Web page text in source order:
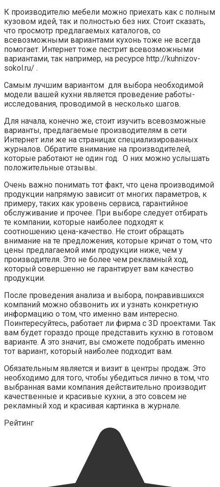
К производителю мебели можно приехать как с полным
кузовом идей, так и полностью без них. Стоит сказать,
что просмотр предлагаемых каталогов, со
всевозможными вариантами кухонь тоже не всегда
помогает. Интернет тоже пестрит всевозможными
вариантами, так например, на ресурсе http://kuhnizov-
sokol.ru/ .
Самым лучшим вариантом для выбора необходимой
модели вашей кухни является проведение работы-
исследования, проводимой в несколько шагов.
Для начала, конечно же, стоит изучить всевозможные
варианты, предлагаемые производителям в сети
Интернет или же на страницах специализированных
журналов. Обратите внимание на производителей,
которые работают не один год. О них можно услышать
положительные отзывы.
Очень важно понимать тот факт, что цена производимой
продукции напрямую зависит от многих параметров, к
примеру, таких как уровень сервиса, гарантийное
обслуживание и прочее. При выборе следует отбирать
те компании, которые наиболее подходят к
соотношению цена-качество. Не стоит обращать
внимание на те предложения, которые кричат о том, что
цены предлагаемой ими продукции ниже, чем у
производителя. Это не более чем рекламный ход,
который совершенно не гарантирует вам качество
продукции.
После проведения анализа и выбора, понравившихся
компаний можно обзвонить их и узнать конкретную
информацию о том, что именно вам интересно.
Поинтересуйтесь, работает ли фирма с 3D проектами. Так
вам будет гораздо проще представить кухню в готовом
варианте. А это значит, вы сможете подобрать именно
тот вариант, который наиболее подходит вам.
Обязательным является и визит в центры продаж. Это
необходимо для того, чтобы убедиться лично в том, что
выбранная вами компания действительно производит
качественные и красивые кухни, а это совсем не
рекламный ход и красивая картинка в журнале.
Рейтинг